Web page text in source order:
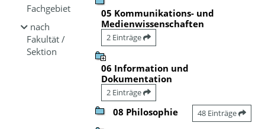
Fachgebiet
nach
Fakultät /
Sektion
05 Kommunikations- und
Medienwissenschaften
2 Einträge
06 Information und
Dokumentation
2 Einträge
08 Philosophie 48 Einträge